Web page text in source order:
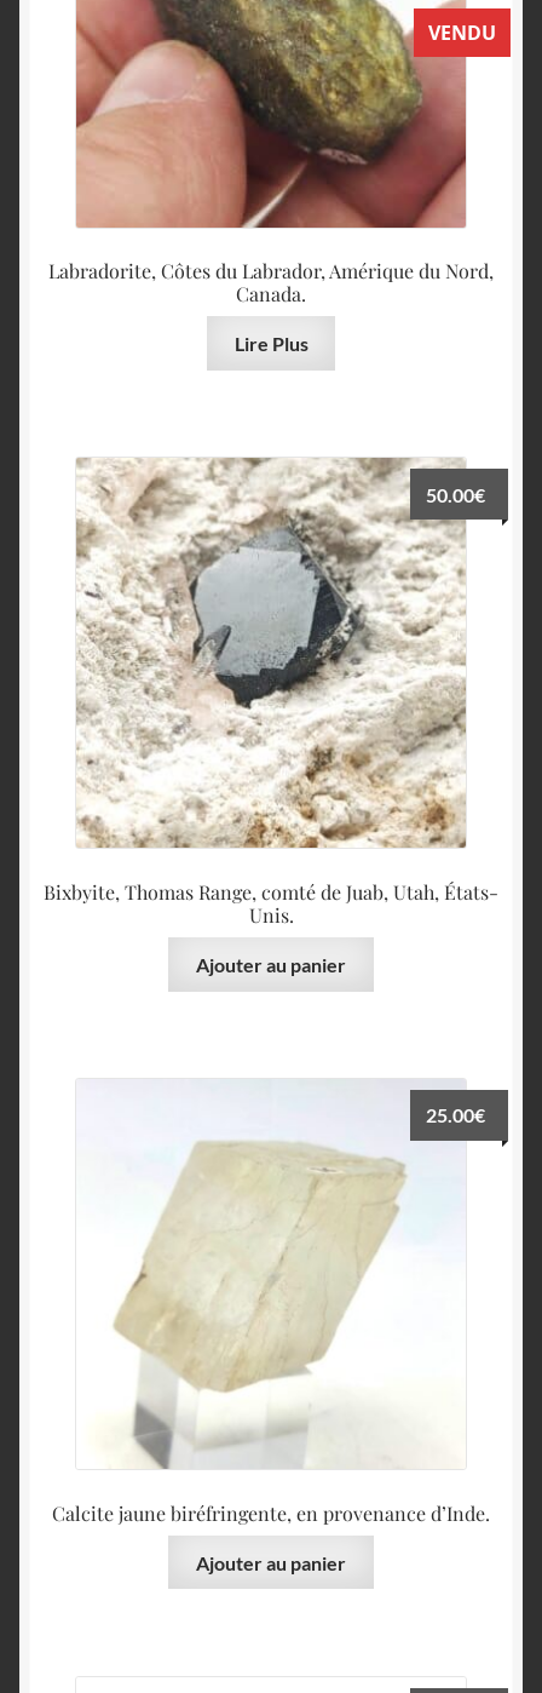
VENDU
Labradorite, Côtes du Labrador, Amérique du Nord,
Canada.
Lire Plus
Bixbyite, Thomas Range, comté de Juab, Utah, États-
Unis.
50.00€
Ajouter au panier
Calcite jaune biréfringente, en provenance d’Inde.
25.00€
Ajouter au panier